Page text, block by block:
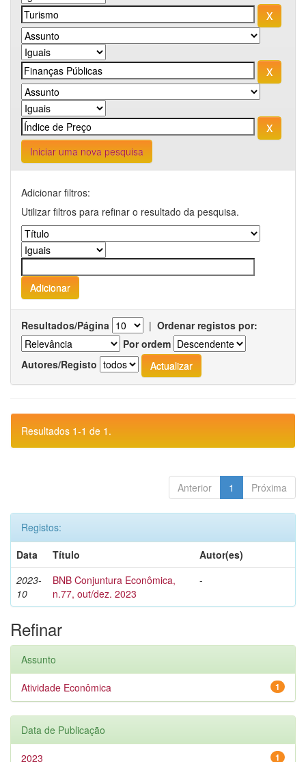
Iniciar uma nova pesquisa
Adicionar filtros:
Utilizar filtros para refinar o resultado da pesquisa.
Resultados/Página | Ordenar registos por:
Por ordem
Autores/Registo
Resultados 1-1 de 1.
Anterior 1 Próxima
Registos:
Data
Título
Autor(es)
2023-
10
BNB Conjuntura Econômica,
n.77, out/dez. 2023
-
Refinar
Assunto
1
Atividade Econômica
Data de Publicação
1
2023